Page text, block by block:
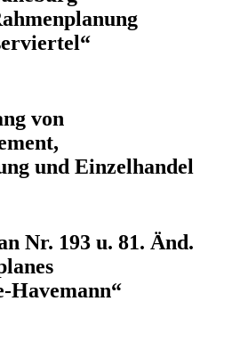
von
und Einzelhandel
Nr. 193 u. 81. Änd.
Havemann“